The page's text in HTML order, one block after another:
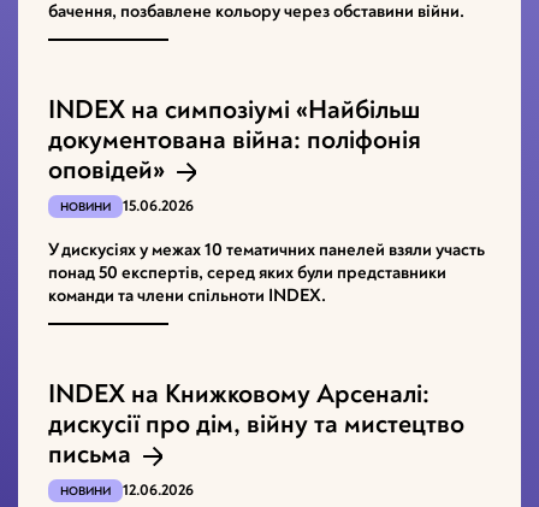
бачення, позбавлене кольору через обставини війни.
INDEX на симпозіумі «Найбільш
документована війна: поліфонія
оповідей»
НОВИНИ 15.06.2026
У дискусіях у межах 10 тематичних панелей взяли участь
понад 50 експертів, серед яких були представники
команди та члени спільноти INDEX.
INDEX на Книжковому Арсеналі:
дискусії про дім, війну та мистецтво
письма
НОВИНИ 12.06.2026